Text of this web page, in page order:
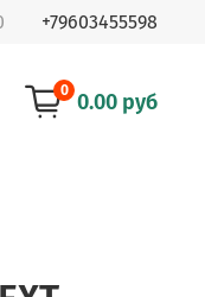
+79603455598
0 0.00 руб